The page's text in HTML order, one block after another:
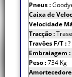
Pneus :
Caixa de
Velocidade
Tracção :
Travões F/T :?
Embraiagem :
Peso :734 Kg